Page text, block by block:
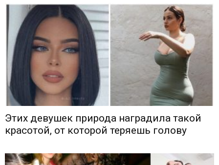
Этих девушек природа наградила такой
красотой, от которой теряешь голову